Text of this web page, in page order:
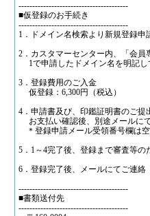
----------------------------------------
■仮登録のお手続き
----------------------------------------
1．ドメイン名検索より新規登録申
2．カスタマーセンター内、「会
1で申請したドメイン名を明記し
3．登録費用のご入金
仮登録：6,300円（税込）
4．申請書及び、印鑑証明書のご提
お支払い確認後、別途メールに
＊登録申請メール受領番号欄は
5．1～4完了後、登録まで審査等
6．登録完了後、メールにてご連絡
----------------------------------------
■書類送付先
----------------------------------------